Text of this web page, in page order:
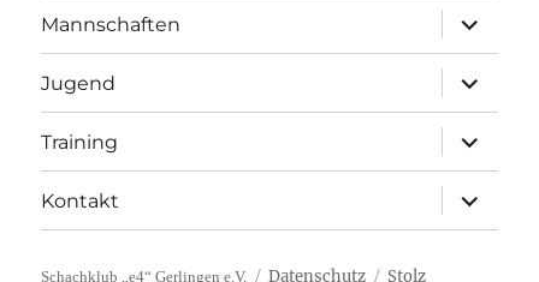
Mannschaften
öffnen
Jugend
öffnen
Training
öffnen
Kontakt
öffnen
Schachklub „e4“ Gerlingen e.V. Datenschutz Stolz